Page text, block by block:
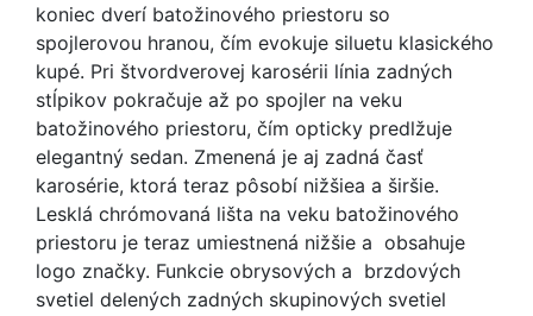
koniec dverí batožinového priestoru so
spojlerovou hranou, čím evokuje siluetu klasického
kupé. Pri štvordverovej karosérii línia zadných
stĺpikov pokračuje až po spojler na veku
batožinového priestoru, čím opticky predlžuje
elegantný sedan. Zmenená je aj zadná časť
karosérie, ktorá teraz pôsobí nižšiea a širšie.
Lesklá chrómovaná lišta na veku batožinového
priestoru je teraz umiestnená nižšie a obsahuje
logo značky. Funkcie obrysových a brzdových
svetiel delených zadných skupinových svetiel